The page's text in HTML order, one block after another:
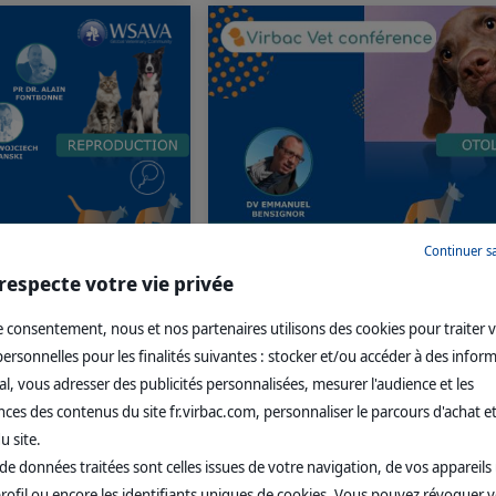
internationales
reproduction -
conseillées par
Comité de Contrôle
a organisé le 17
au cours duquel
internationaux de
points clés de ces
d'informations
des otites externes canines !
Les otites externes concernent jusqu'à
1
de la population canine. Leur
pathogénie fait intervenir de nombreux
facteurs (primaires, prédisposants,
secondaires, perpétuants).
votre vie privée
consentement, nous et nos partenaires utilisons des cookies pour traiter
pour les finalités suivantes : stocker et/ou accéder à des
vous adresser des publicités personnalisées, mesurer l'audience et les
des contenus du site fr.virbac.com, personnaliser le parcours d'achat
site.
données traitées sont celles issues de votre navigation, de vos appareils
Continuer